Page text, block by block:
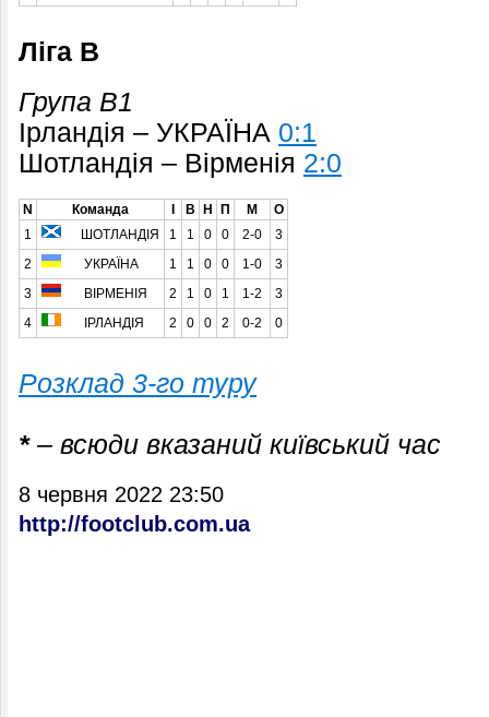
Ліга B
Група B1
Ірландія – УКРАЇНА 0:1
Шотландія – Вірменія 2:0
N Команда В Н П М
О
1
ШОТЛАНДІЯ 1 1 0 0 2-0
3
2
УКРАЇНА 1 1 0 0 1-0
3
3
ВІРМЕНІЯ 2 1 0 1 1-2
3
4
ІРЛАНДІЯ 2 0 0 2 0-2 0
Розклад 3-го туру
*– всюди вказаний київський час
8 червня 2022 23:50
http://footclub.com.ua